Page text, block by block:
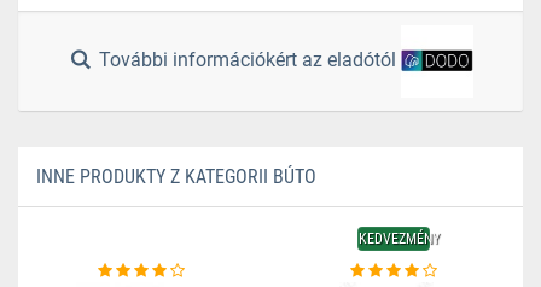
További információkért az eladótól
INNE PRODUKTY Z KATEGORII BÚTO
KEDVEZMÉNY